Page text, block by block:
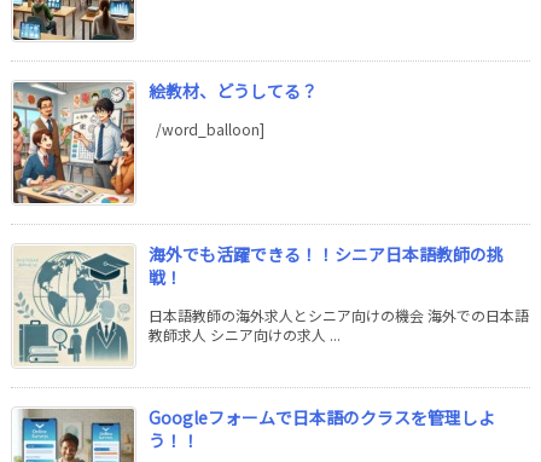
絵教材、どうしてる？
/word_balloon]
海外でも活躍できる！！シニア日本語教師の挑
戦！
日本語教師の海外求人とシニア向けの機会 海外での日本語
教師求人 シニア向けの求人 ...
Googleフォームで日本語のクラスを管理しよ
う！！